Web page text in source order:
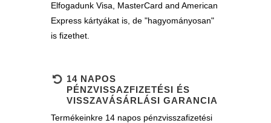
Elfogadunk Visa, MasterCard and American
Express kártyákat is, de "hagyományosan"
is fizethet.
14 NAPOS
PÉNZVISSAZFIZETÉSI ÉS
VISSZAVÁSÁRLÁSI GARANCIA
Termékeinkre 14 napos pénzvisszafizetési